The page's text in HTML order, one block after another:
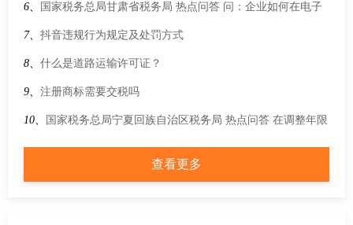
工业和信息化部 国家发展改革委 财政部 税务总局关于开展
2025年度享受增值税加计抵减政策的集成电路企业清单制定工
作的通知
6、 国家税务总局甘肃省税务局 热点问答 问：企业如何在电子
税务局完成社保费的申报及缴纳操作？
7、 抖音违规行为规定及处罚方式
8、 什么是道路运输许可证？
9、 注册商标需要交税吗
10、 国家税务总局宁夏回族自治区税务局 热点问答 在调整年限
结束后，该项长期资产又发生资本化改造，进项税额如何抵
查看更多